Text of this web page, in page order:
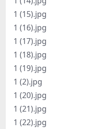
1 (15).jpg
1 (16).jpg
1 (17).jpg
1 (18).jpg
1 (19).jpg
1 (2).jpg
1 (20).jpg
1 (21).jpg
1 (22).jpg